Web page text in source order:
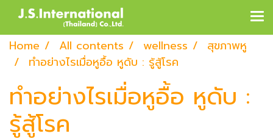
Home All contents wellness
สุขภาพหู
ทำอย่างไรเมื่อหูอื้อ หูดับ : รู้สู้โรค
ทำอย่างไรเมื่อหูอื้อ หูดับ :
รู้สู้โรค